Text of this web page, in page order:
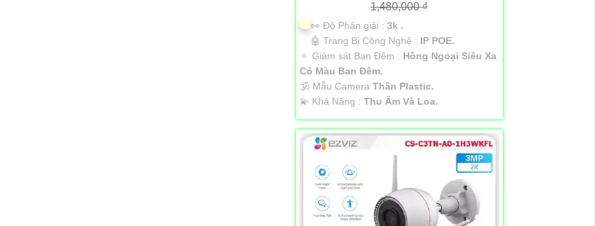
1,480,000 ₫
️👀 Độ Phân giải : 3k .
🤖️ Trang Bị Công Nghệ : IP POE.
🔅 Giám sát Ban Đêm : Hồng Ngoại Siêu Xa
Có Màu Ban Ðêm.
🕉️ Mẫu Camera Thân Plastic.
️💫 Khả Năng : Thu Âm Và Loa.